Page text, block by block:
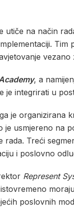
utiče na način
Tim
, a
je integrirati u
je organizirana
je usmjereno na
Treći
i poslovno
Represent
poslovnih